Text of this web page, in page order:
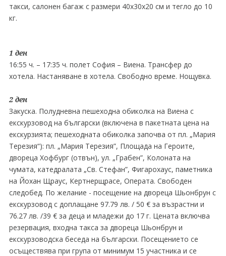
такси, салонен багаж с размери 40x30x20 см и тегло до 10
кг.
1 ден
16:55 ч. – 17:35 ч. полет София – Виена. Трансфер до
хотела. Настаняване в хотела. Свободно време. Нощувка.
2 ден
Закуска. Полудневна пешеходна обиколка на Виена с
екскурзовод на български (включена в пакетната цена на
екскурзията; пешеходната обиколка започва от пл. „Мария
Терезия“): пл. „Мария Терезия”, Площада на Героите,
двореца Хофбург (отвън), ул. „Грабен”, Колоната на
чумата, катедралата „Св. Стефан”, Фигарохаус, паметника
на Йохан Щраус, Кертнерщрасе, Операта. Свободен
следобед. По желание - посещение на двореца Шьонбрун с
екскурзовод с доплащане 97.79 лв. / 50 € за възрастни и
76.27 лв. /39 € за деца и младежи до 17 г. Цената включва
резервация, входна такса за двореца Шьонбрун и
екскурзоводска беседа на български. Посещението се
осъществява при група от минимум 15 участника и се